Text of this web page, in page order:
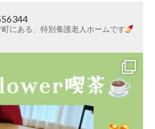
にある、特別養護老人ホームです